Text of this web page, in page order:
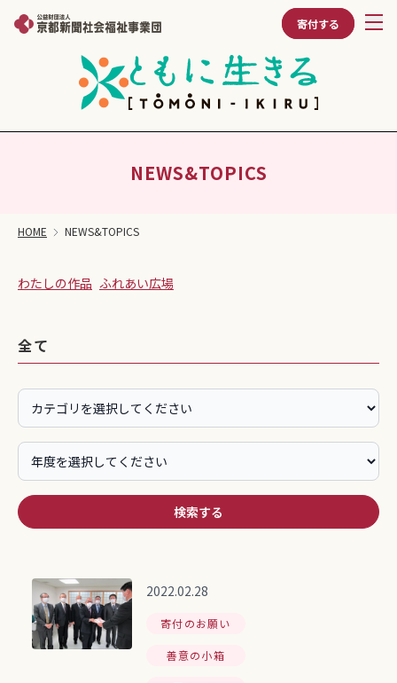
寄付する
NEWS&TOPICS
HOME NEWS&TOPICS
わたしの作品 ふれあい広場
全て
検索する
2022.02.28
寄付のお願い
善意の小箱